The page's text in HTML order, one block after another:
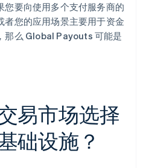
您要向使用多个支付服务商的
者您的应用场景主要用于资金
，那么 Global Payouts 可能是
易市场选择
础设施？